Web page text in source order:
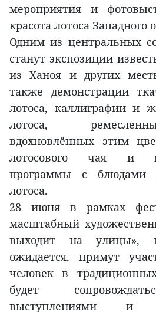
мероприятия и
красота лотоса Западного
Одним из центральных
станут экспозиции
из Ханоя и других
также демонстрации
лотоса, каллиграфии и
лотоса,
вдохновлённых этим
лотосового чая и
программы с блюдами
лотоса.
28 июня в рамках
масштабный
выходит на улицы»,
ожидается, примут
человек в
будет
выступлениями и